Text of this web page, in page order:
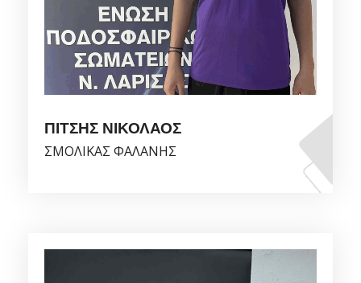
ΠΙΤΣΗΣ ΝΙΚΟΛΑΟΣ
ΣΜΟΛΙΚΑΣ ΦΑΛΑΝΗΣ